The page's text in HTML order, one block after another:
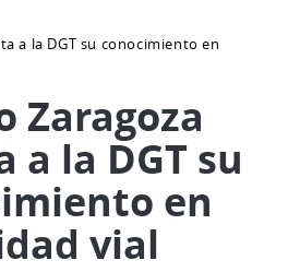
a la DGT su conocimiento en
Zaragoza
a la DGT su
en
vial